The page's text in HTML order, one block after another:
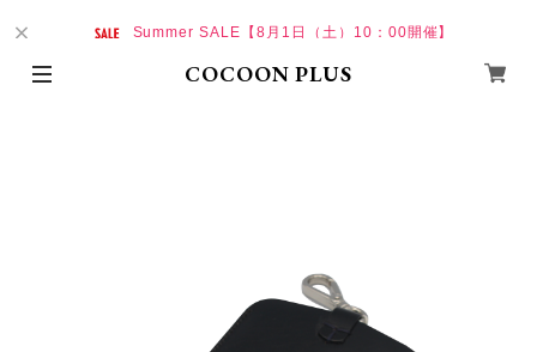
Summer SALE【8月1日（土）10：00開催】
COCOON PLUS